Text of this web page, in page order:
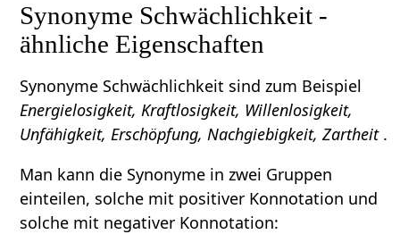
Synonyme Schwächlichkeit -
ähnliche Eigenschaften
Synonyme Schwächlichkeit sind zum Beispiel
Energielosigkeit, Kraftlosigkeit, Willenlosigkeit,
Unfähigkeit, Erschöpfung, Nachgiebigkeit, Zartheit .
Man kann die Synonyme in zwei Gruppen
einteilen, solche mit positiver Konnotation und
solche mit negativer Konnotation: